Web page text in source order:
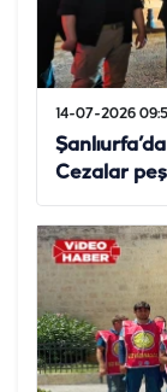
14-07-2026
Cezalar